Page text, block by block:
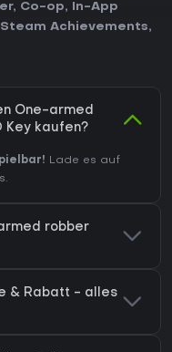
, Co-op,
In-App
Steam Achievements,
One-armed
Key kaufen?
Lade es auf
robber
& Rabatt - alles